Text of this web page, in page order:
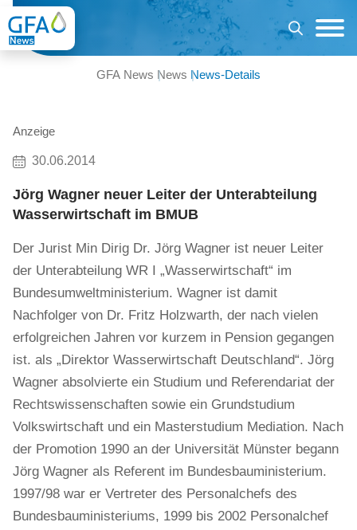
GFA News News News-Details
Anzeige
30.06.2014
Jörg Wagner neuer Leiter der Unterabteilung
Wasserwirtschaft im BMUB
Der Jurist Min Dirig Dr. Jörg Wagner ist neuer Leiter
der Unterabteilung WR I „Wasserwirtschaft“ im
Bundesumweltministerium. Wagner ist damit
Nachfolger von Dr. Fritz Holzwarth, der nach vielen
erfolgreichen Jahren vor kurzem in Pension gegangen
ist. als „Direktor Wasserwirtschaft Deutschland“. Jörg
Wagner absolvierte ein Studium und Referendariat der
Rechtswissenschaften sowie ein Grundstudium
Volkswirtschaft und ein Masterstudium Mediation. Nach
der Promotion 1990 an der Universität Münster begann
Jörg Wagner als Referent im Bundesbauministerium.
1997/98 war er Vertreter des Personalchefs des
Bundesbauministeriums, 1999 bis 2002 Personalchef